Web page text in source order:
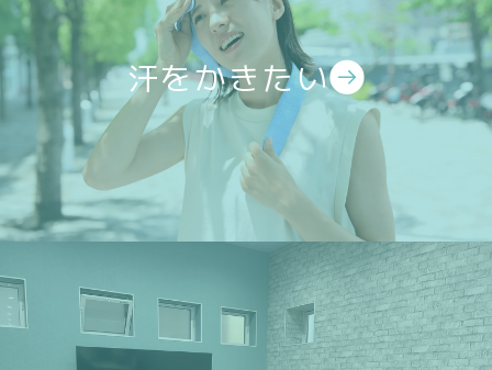
汗をかきたい